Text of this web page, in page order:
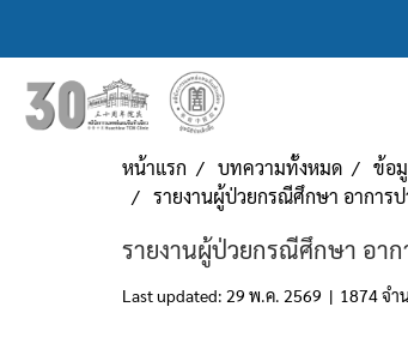
หน้าแรก บทความทั้งหมด ข้อ
รายงานผู้ป่วยกรณีศึกษา อาการป
รายงานผู้ป่วยกรณีศึกษา อากา
Last updated: 29 พ.ค. 2569 | 1874 จำ